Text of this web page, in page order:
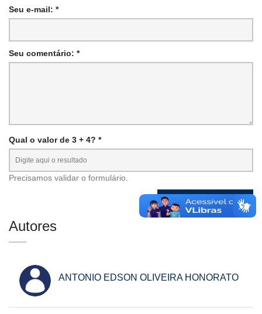
Seu e-mail: *
Seu comentário: *
Qual o valor de 3 + 4? *
Precisamos validar o formulário.
Autores
ANTONIO EDSON OLIVEIRA HONORATO